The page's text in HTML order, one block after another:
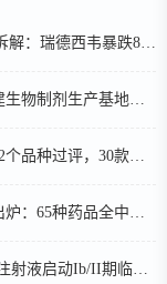
，Livdelzi翻倍，丁肝新药成新增长点
股权布局，270亿美元合作再升级
注射用甲磺酸萘莫司他遭12家抢报
品种领跑，10款原研药首次大规模入围
双功能融合蛋白剑指晚期结直肠癌治疗